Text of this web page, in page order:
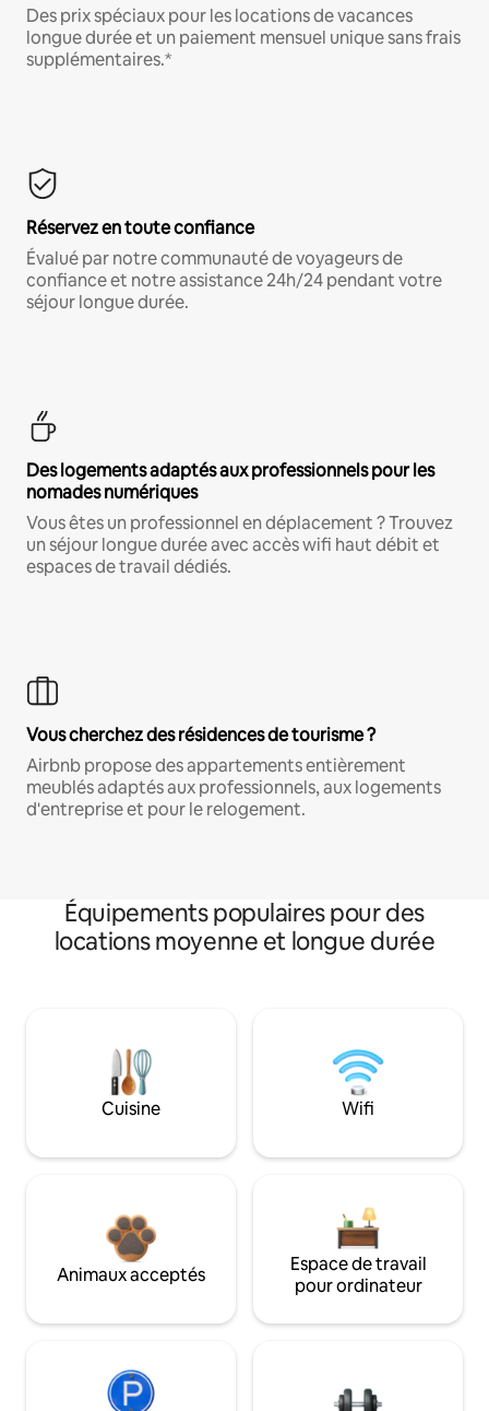
Des prix spéciaux pour les locations de vacances
longue durée et un paiement mensuel unique sans frais
supplémentaires.*
Réservez en toute confiance
Évalué par notre communauté de voyageurs de
confiance et notre assistance 24h/24 pendant votre
séjour longue durée.
Des logements adaptés aux professionnels pour les
nomades numériques
Vous êtes un professionnel en déplacement ? Trouvez
un séjour longue durée avec accès wifi haut débit et
espaces de travail dédiés.
Vous cherchez des résidences de tourisme ?
Airbnb propose des appartements entièrement
meublés adaptés aux professionnels, aux logements
d'entreprise et pour le relogement.
Équipements populaires pour des
locations moyenne et longue durée
Cuisine Wifi
Animaux acceptés
Espace de travail
pour ordinateur